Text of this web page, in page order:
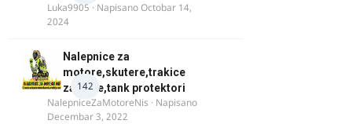
Luka9905 · NapisanoOctobar 14,
2024
142
Nalepnice za
motore,skutere,trakice
za felne,tank protektori
NalepniceZaMotoreNis · Napisano
Decembar 3, 2022